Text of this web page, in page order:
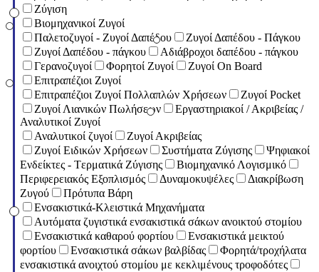
Ζύγιση
Βιομηχανικοί Ζυγοί
Παλετοζυγοί - Ζυγοί Δαπέδου
Ζυγοί Δαπέδου - Πάγκου
Ζυγοί Δαπέδου - πάγκου
Αδιάβροχοι δαπέδου - πάγκου
Γερανοζυγοί
Φορητοί Ζυγοί
Ζυγοί On Board
Επιτραπέζιοι Ζυγοί
Επιτραπέζιοι Ζυγοί Πολλαπλών Χρήσεων
Ζυγοί Pocket
Ζυγοί Λιανικών Πωλήσεων
Εργαστηριακοί / Ακριβείας /
Αναλυτικοί Ζυγοί
Αναλυτικοί ζυγοί
Ζυγοί Ακριβείας
Ζυγοί Ειδικών Χρήσεων
Συστήματα Ζύγισης
Ψηφιακοί
Ενδείκτες - Tερματικά Ζύγισης
Βιομηχανικό Λογισμικό
Περιφερειακός Εξοπλισμός
Δυναμοκυψέλες
Διακρίβωση
Ζυγού
Πρότυπα Βάρη
Ενσακιστικά-Κλειστικά Μηχανήματα
Αυτόματα ζυγιστικά ενσακιστικά σάκων ανοικτού στομίου
Ενσακιστικά καθαρού φορτίου
Ενσακιστικά μεικτού
φορτίου
Eνσακιστικά σάκων βαλβίδας
Φορητά/τροχήλατα
ενσακιστικά ανοιχτού στομίου με κεκλιμένους τροφοδότες